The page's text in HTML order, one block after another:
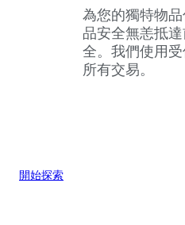
為您的獨特物
品安全無恙抵
全。我們使用
所有交易。
開始探索